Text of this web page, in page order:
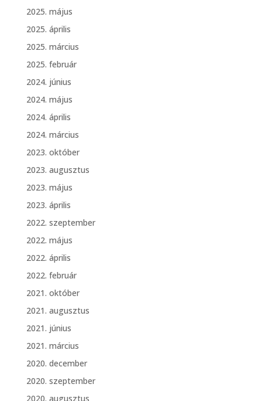
2025. május
2025. április
2025. március
2025. február
2024. június
2024. május
2024. április
2024. március
2023. október
2023. augusztus
2023. május
2023. április
2022. szeptember
2022. május
2022. április
2022. február
2021. október
2021. augusztus
2021. június
2021. március
2020. december
2020. szeptember
2020. augusztus